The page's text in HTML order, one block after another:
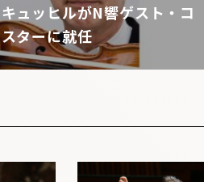
ュッヒルがN響ゲスト・コ
ターに就任